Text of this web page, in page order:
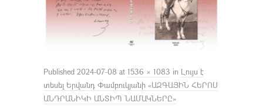
Published 2024-07-08 at 1536 × 1083 in Լույս է
տեսել Երվանդ Փամբուկյանի «ԱԶԳԱՅԻՆ ՀԵՐՈՍ
ԱՆԴՐԱՆԻԿԻ ԱՆՏԻՊ ՆԱՄԱԿՆԵՐԸ»